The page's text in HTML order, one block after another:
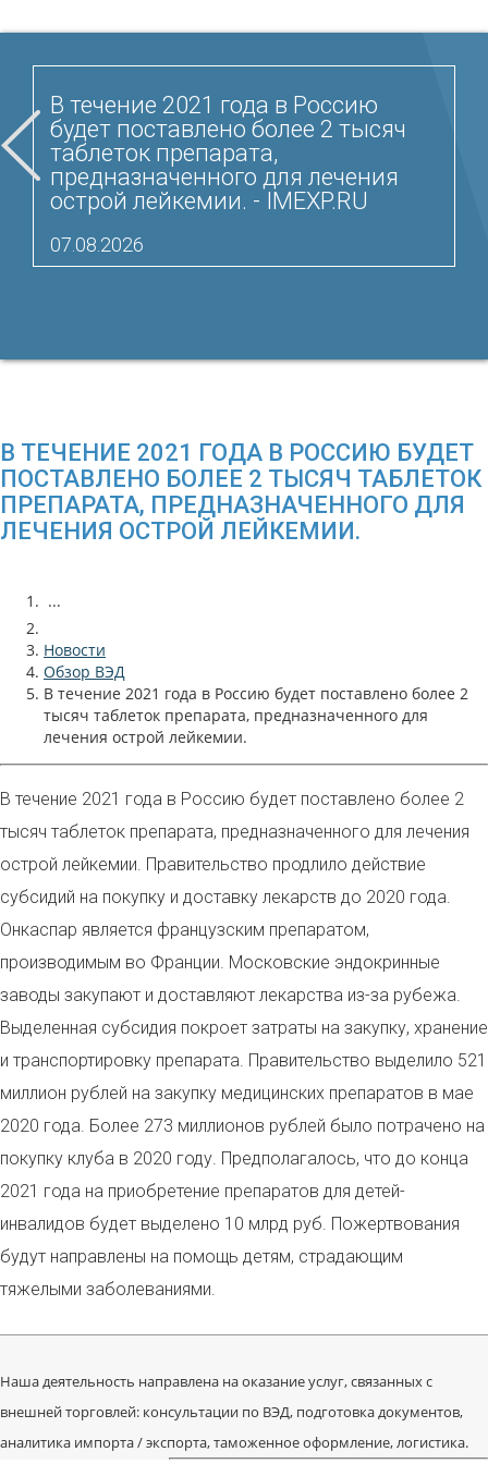
В течение 2021 года в Россию
будет поставлено более 2 тысяч
таблеток препарата,
предназначенного для лечения
острой лейкемии. - IMEXP.RU
07.08.2026
В ТЕЧЕНИЕ 2021 ГОДА В РОССИЮ БУДЕТ
ПОСТАВЛЕНО БОЛЕЕ 2 ТЫСЯЧ ТАБЛЕТОК
ПРЕПАРАТА, ПРЕДНАЗНАЧЕННОГО ДЛЯ
ЛЕЧЕНИЯ ОСТРОЙ ЛЕЙКЕМИИ.
...
Новости
Обзор ВЭД
В течение 2021 года в Россию будет поставлено более 2
тысяч таблеток препарата, предназначенного для
лечения острой лейкемии.
В течение 2021 года в Россию будет поставлено более 2
тысяч таблеток препарата, предназначенного для лечения
острой лейкемии. Правительство продлило действие
субсидий на покупку и доставку лекарств до 2020 года.
Онкаспар является французским препаратом,
производимым во Франции. Московские эндокринные
заводы закупают и доставляют лекарства из-за рубежа.
Выделенная субсидия покроет затраты на закупку, хранение
и транспортировку препарата. Правительство выделило 521
миллион рублей на закупку медицинских препаратов в мае
2020 года. Более 273 миллионов рублей было потрачено на
покупку клуба в 2020 году. Предполагалось, что до конца
2021 года на приобретение препаратов для детей-
инвалидов будет выделено 10 млрд руб. Пожертвования
будут направлены на помощь детям, страдающим
тяжелыми заболеваниями.
Наша деятельность направлена на оказание услуг, связанных с
внешней торговлей: консультации по ВЭД, подготовка документов,
аналитика импорта / экспорта, таможенное оформление, логистика.